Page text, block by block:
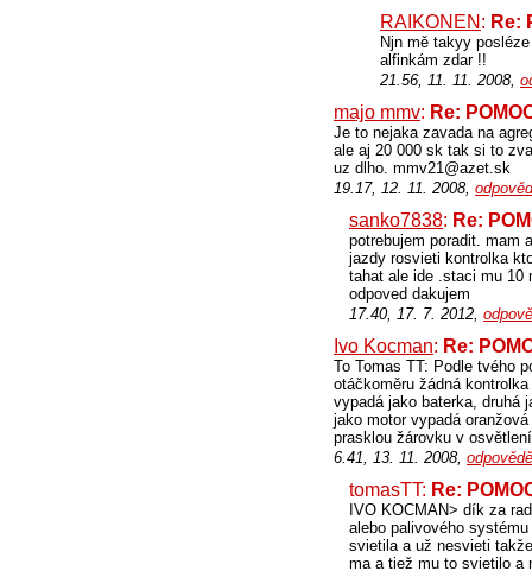
RAIKONEN : Re:
Njn mě takyy
alfinkám zdar !!
21.56, 11. 11. 2008,
majo mmv: Re:
Je to nejaka zavada na
ale aj 20 000 sk tak si to
uz dlho. mmv21@azet.sk
19.17, 12. 11. 2008,
sanko7838: Re:
potrebujem poradit. mam
jazdy rosvieti kontrolka
tahat ale ide .staci mu 10
odpoved dakujem
17.40, 17. 7. 2012,
Ivo Kocman: Re:
To Tomas TT: Podle tvého
otáčkoměru žádná
vypadá jako baterka, druhá
jako motor vypadá
prasklou žárovku v
6.41, 13. 11. 2008,
tomasTT: Re:
IVO KOCMAN> dík za
alebo palivového
svietila a už nesvieti
ma a tiež mu to svietilo a